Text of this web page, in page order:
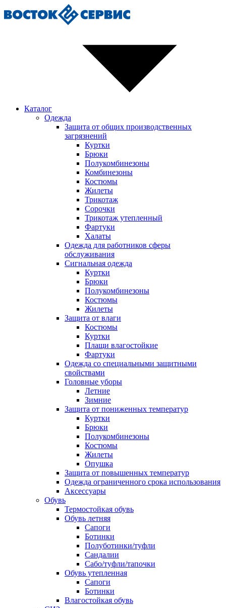
Каталог
Одежда
Защита от общих производственных
загрязнений
Куртки
Брюки
Полукомбинезоны
Комбинезоны
Костюмы
Жилеты
Трикотаж
Сорочки
Трикотаж утепленный
Фартуки
Халаты
Одежда для работников сферы
обслуживания
Сигнальная одежда
Куртки
Брюки
Полукомбинезоны
Костюмы
Жилеты
Защита от влаги
Костюмы
Куртки
Плащи влагостойкие
Фартуки
Одежда со специальными защитными
свойствами
Головные уборы
Летние
Зимние
Защита от пониженных температур
Куртки
Брюки
Полукомбинезоны
Костюмы
Жилеты
Опушка
Защита от повышенных температур
Одежда ограниченного срока использования
Аксессуары
Обувь
Термостойкая обувь
Обувь летняя
Сапоги
Ботинки
Полуботинки/туфли
Сандалии
Сабо/туфли/тапочки
Обувь утепленная
Сапоги
Ботинки
Влагостойкая обувь